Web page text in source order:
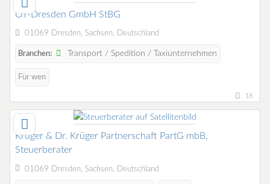
OT-Dresden GmbH StBG
01069 Dresden, Sachsen, Deutschland
Branchen: Transport / Spedition / Taxiunternehmen
Für wen
18
Krüger & Dr. Krüger Partnerschaft PartG mbB,
Steuerberater
01069 Dresden, Sachsen, Deutschland